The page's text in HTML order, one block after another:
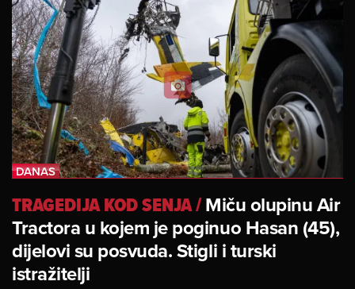
TRAGEDIJA KOD SENJA/Miču olupinu Air
Tractora u kojem je poginuo Hasan (45),
dijelovi su posvuda. Stigli i turski
istražitelji